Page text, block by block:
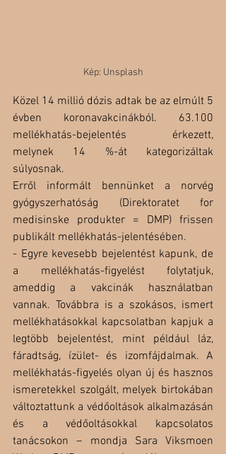
Kép: Unsplash
Közel 14 millió dózis adtak be az elmúlt 5
évben koronavakcinákból. 63.100
mellékhatás-bejelentés érkezett,
melynek 14 %-át kategorizáltak
súlyosnak.
Erről informált bennünket a norvég
gyógyszerhatóság (Direktoratet for
medisinske produkter = DMP) frissen
publikált mellékhatás-jelentésében.
- Egyre kevesebb bejelentést kapunk, de
a mellékhatás-figyelést folytatjuk,
ameddig a vakcinák használatban
vannak. Továbbra is a szokásos, ismert
mellékhatásokkal kapcsolatban kapjuk a
legtöbb bejelentést, mint például láz,
fáradtság, ízület- és izomfájdalmak. A
mellékhatás-figyelés olyan új és hasznos
ismeretekkel szolgált, melyek birtokában
változtattunk a védőoltások alkalmazásán
és a védőoltásokkal kapcsolatos
tanácsokon – mondja Sara Viksmoen